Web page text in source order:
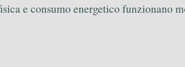
e consumo energetico funzionano